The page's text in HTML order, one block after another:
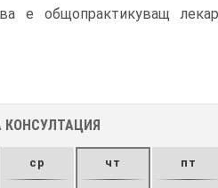
е общопрактикуващ
КОНСУЛТАЦИЯ
ср чт пт